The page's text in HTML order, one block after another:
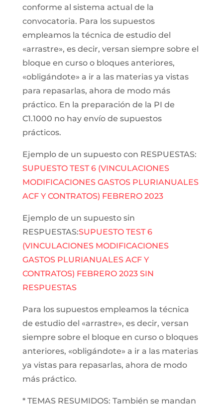
conforme al sistema actual de la
convocatoria. Para los supuestos
empleamos la técnica de estudio del
«arrastre», es decir, versan siempre sobre el
bloque en curso o bloques anteriores,
«obligándote» a ir a las materias ya vistas
para repasarlas, ahora de modo más
práctico. En la preparación de la PI de
C1.1000 no hay envío de supuestos
prácticos.
Ejemplo de un supuesto con RESPUESTAS:
SUPUESTO TEST 6 (VINCULACIONES
MODIFICACIONES GASTOS PLURIANUALES
ACF Y CONTRATOS) FEBRERO 2023
Ejemplo de un supuesto sin
RESPUESTAS:SUPUESTO TEST 6
(VINCULACIONES MODIFICACIONES
GASTOS PLURIANUALES ACF Y
CONTRATOS) FEBRERO 2023 SIN
RESPUESTAS
Para los supuestos empleamos la técnica
de estudio del «arrastre», es decir, versan
siempre sobre el bloque en curso o bloques
anteriores, «obligándote» a ir a las materias
ya vistas para repasarlas, ahora de modo
más práctico.
* TEMAS RESUMIDOS: También se mandan